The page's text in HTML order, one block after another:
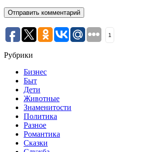
1
Рубрики
Бизнес
Быт
Дети
Животные
Знаменитости
Политика
Разное
Романтика
Сказки